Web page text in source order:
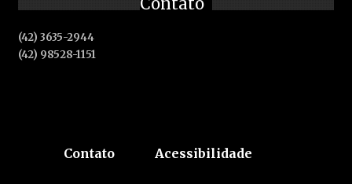
(42) 3635-2944
(42) 98528-1151
Contato Acessibilidade